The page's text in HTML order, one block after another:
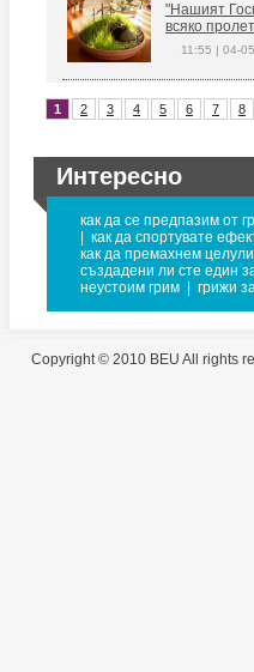
"Нашият
всяко
11:55 | 04-
1 2 3 4 5 6 7 8
Интересно
как да се предпазим от
как да спортувате
как да премахнем
създадени ли сте един
неустоим грим
грижи
Copyright © 2010 BEU All rights